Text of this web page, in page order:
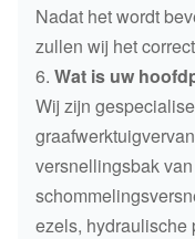
Nadat het wordt
zullen wij het
6. Wat is uw
Wij zijn
versnellingsbak
ezels, hydraulische